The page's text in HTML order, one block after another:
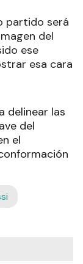
partido será
del
ese
esa cara
delinear las
del
el